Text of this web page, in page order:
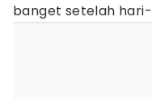
banget setelah